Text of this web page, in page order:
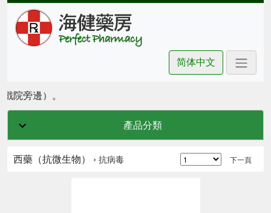
简体中文
院旁邊）。
產品分類
西藥（抗微生物） › 抗病毒 下一頁